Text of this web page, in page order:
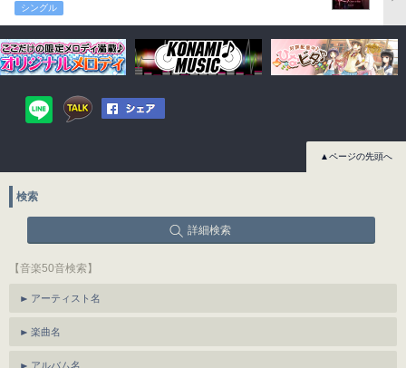
シングル
▲ページの先頭へ
検索
詳細検索
【音楽50音検索】
アーティスト名
楽曲名
アルバム名